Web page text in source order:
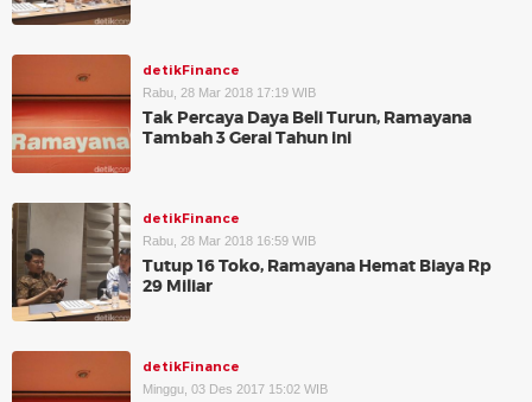
detikFinance
Rabu, 28 Mar 2018 17:19 WIB
Tak Percaya Daya Beli Turun, Ramayana
Tambah 3 Gerai Tahun ini
detikFinance
Rabu, 28 Mar 2018 16:59 WIB
Tutup 16 Toko, Ramayana Hemat Biaya Rp
29 Miliar
detikFinance
Minggu, 03 Des 2017 15:02 WIB